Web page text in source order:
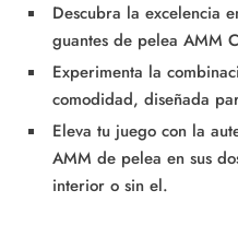
Descubra la excelencia
guantes de pelea AMM
Experimenta la
comodidad, diseñada
Eleva tu juego con la
AMM de pelea en sus
interior o sin el.